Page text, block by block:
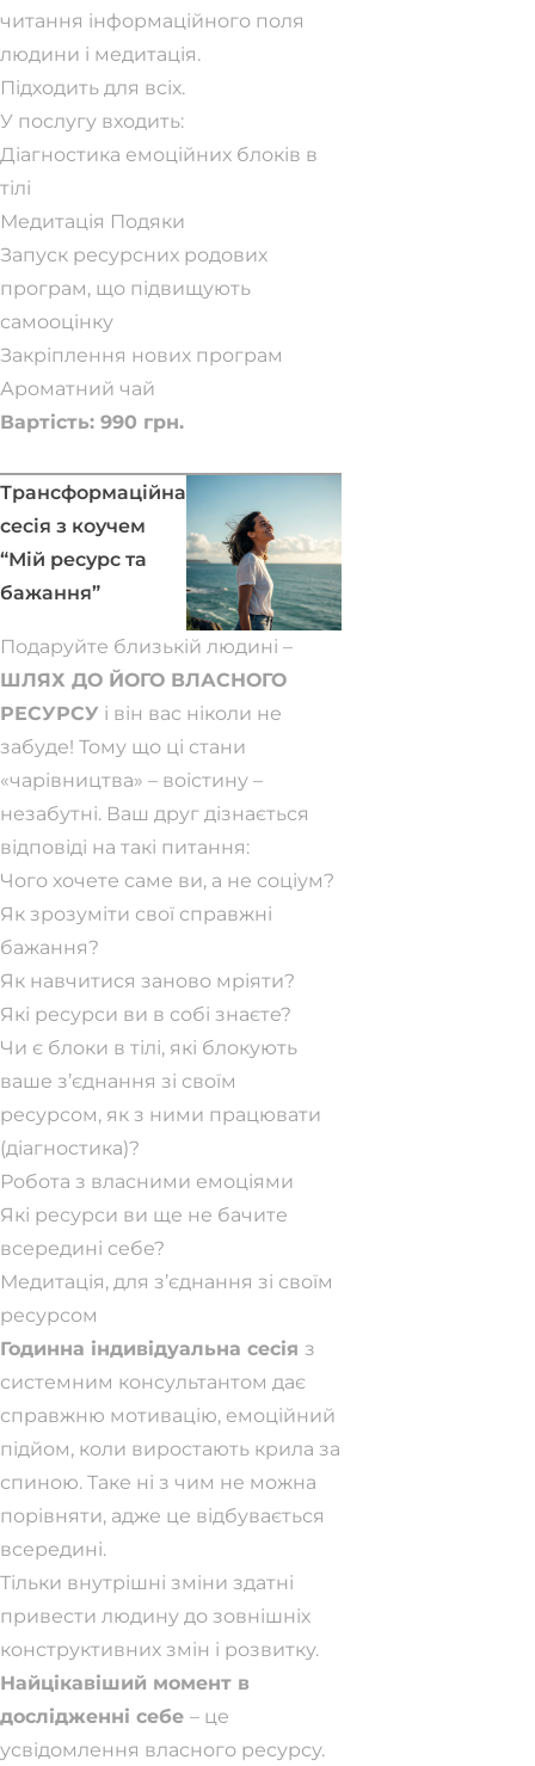
читання інформаційного поля
людини і медитація.
Підходить для всіх.
У послугу входить:
Діагностика емоційних блоків в
тілі
Медитація Подяки
Запуск ресурсних родових
програм, що підвищують
самооцінку
Закріплення нових програм
Ароматний чай
Вартість: 990 грн.
Трансформаційна
сесія з коучем
“Мій ресурс та
бажання”
Подаруйте близькій людині –
ШЛЯХ ДО ЙОГО ВЛАСНОГО
РЕСУРСУ і він вас ніколи не
забуде! Тому що ці стани
«чарівництва» – воістину –
незабутні. Ваш друг дізнається
відповіді на такі питання:
Чого хочете саме ви, а не соціум?
Як зрозуміти свої справжні
бажання?
Як навчитися заново мріяти?
Які ресурси ви в собі знаєте?
Чи є блоки в тілі, які блокують
ваше з’єднання зі своїм
ресурсом, як з ними працювати
(діагностика)?
Робота з власними емоціями
Які ресурси ви ще не бачите
всередині себе?
Медитація, для з’єднання зі своїм
ресурсом
Годинна індивідуальна сесія з
системним консультантом дає
справжню мотивацію, емоційний
підйом, коли виростають крила за
спиною. Таке ні з чим не можна
порівняти, адже це відбувається
всередині.
Тільки внутрішні зміни здатні
привести людину до зовнішніх
конструктивних змін і розвитку.
Найцікавіший момент в
дослідженні себе – це
усвідомлення власного ресурсу.